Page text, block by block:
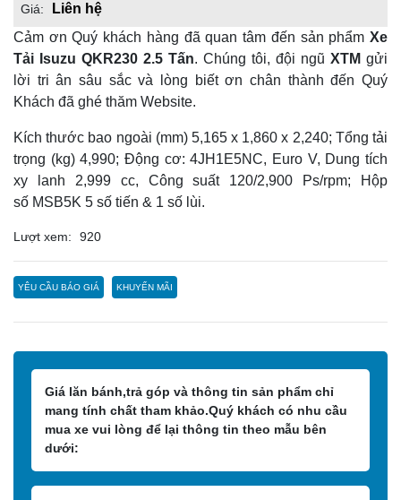
Giá:
Liên hệ
Cảm ơn Quý khách hàng đã quan tâm đến sản phẩm Xe
Tải Isuzu QKR230 2.5 Tấn. Chúng tôi, đội ngũ XTM gửi
lời tri ân sâu sắc và lòng biết ơn chân thành đến Quý
Khách đã ghé thăm Website.
Kích thước bao ngoài (mm) 5,165 x 1,860 x 2,240; Tổng tải
trọng (kg) 4,990; Động cơ: 4JH1E5NC, Euro V, Dung tích
xy lanh 2,999 cc, Công suất 120/2,900 Ps/rpm; Hộp
số MSB5K 5 số tiến & 1 số lùi.
Lượt xem: 920
YÊU CẦU BÁO GIÁ KHUYẾN MÃI
Giá lăn bánh,trả góp và thông tin sản phẩm chỉ
mang tính chất tham khảo.Quý khách có nhu cầu
mua xe vui lòng để lại thông tin theo mẫu bên
dưới: